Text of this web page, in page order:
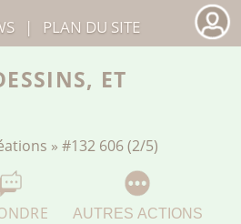
ET
»#132 606 (2/5)
AUTRES ACTIONS
| PLAN DU SITE